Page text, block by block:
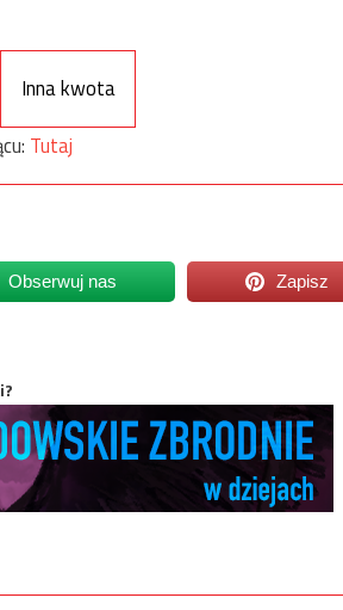
Inna kwota
Tutaj
Obserwuj nas Zapisz